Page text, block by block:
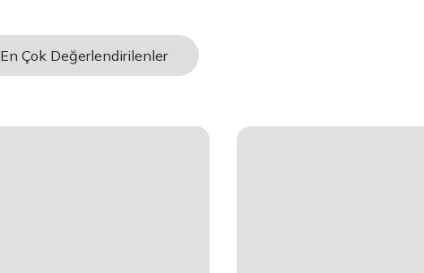
En Çok Değerlendirilenler